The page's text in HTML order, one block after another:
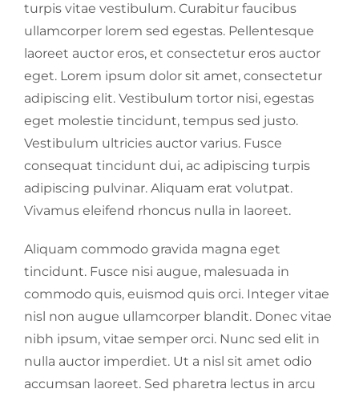
turpis vitae vestibulum. Curabitur faucibus
ullamcorper lorem sed egestas. Pellentesque
laoreet auctor eros, et consectetur eros auctor
eget. Lorem ipsum dolor sit amet, consectetur
adipiscing elit. Vestibulum tortor nisi, egestas
eget molestie tincidunt, tempus sed justo.
Vestibulum ultricies auctor varius. Fusce
consequat tincidunt dui, ac adipiscing turpis
adipiscing pulvinar. Aliquam erat volutpat.
Vivamus eleifend rhoncus nulla in laoreet.
Aliquam commodo gravida magna eget
tincidunt. Fusce nisi augue, malesuada in
commodo quis, euismod quis orci. Integer vitae
nisl non augue ullamcorper blandit. Donec vitae
nibh ipsum, vitae semper orci. Nunc sed elit in
nulla auctor imperdiet. Ut a nisl sit amet odio
accumsan laoreet. Sed pharetra lectus in arcu